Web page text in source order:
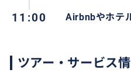
11:00 Airbnbやホテ
ツアー・サービス